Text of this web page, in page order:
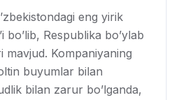
eng yirik
bo’lib, Respublika bo’ylab
mavjud. Kompaniyaning
buyumlar bilan
bilan zarur bo’lganda,